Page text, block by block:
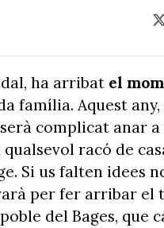
ha arribat el
família. Aquest
complicat anar
racó de
Si us falten idees
per fer arribar el
del Bages, que